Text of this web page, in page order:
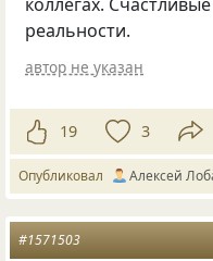
реальности.
автор не указан
19 3
Опубликовал Алексей
#1571503